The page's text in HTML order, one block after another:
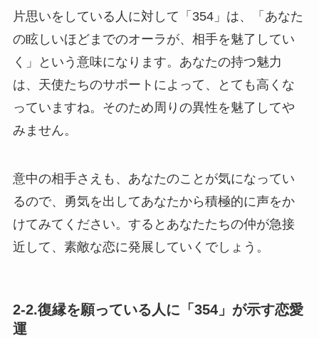
片思いをしている人に対して「354」は、「あなた
の眩しいほどまでのオーラが、相手を魅了してい
く」という意味になります。あなたの持つ魅力
は、天使たちのサポートによって、とても高くな
っていますね。そのため周りの異性を魅了してや
みません。
意中の相手さえも、あなたのことが気になってい
るので、勇気を出してあなたから積極的に声をか
けてみてください。するとあなたたちの仲が急接
近して、素敵な恋に発展していくでしょう。
2-2.復縁を願っている人に「354」が示す恋愛
運